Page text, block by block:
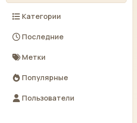
Категории
Последние
Метки
Популярные
Пользователи